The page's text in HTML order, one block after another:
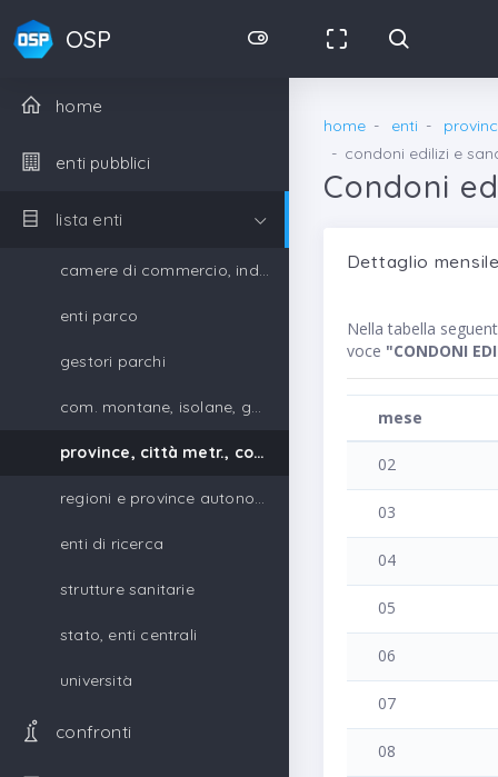
OSP
home
enti pubblici
lista enti
camere di commercio, industria, artigianato e agricoltura
enti parco
gestori parchi
com. montane, isolane, gestori parchi
province, città metr., comuni, unione di comuni
regioni e province autonome
enti di ricerca
strutture sanitarie
stato, enti centrali
università
confronti
home enti
condoni edilizi e
Condoni
Dettaglio
Nella tabella
voce "CONDONI
mese
02
03
04
05
06
07
08